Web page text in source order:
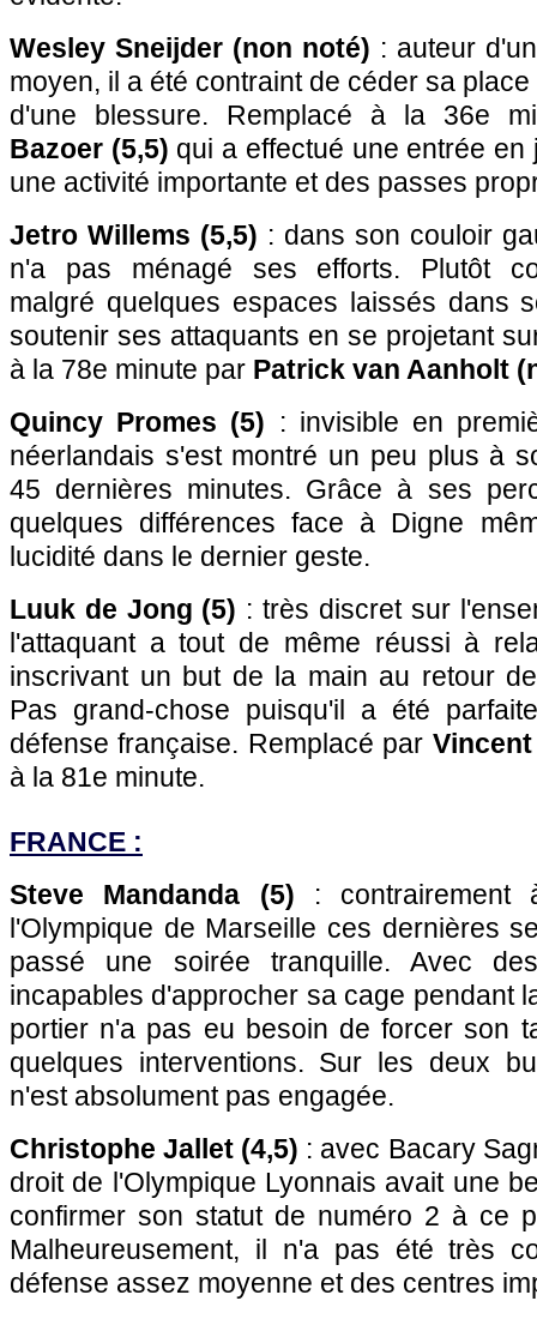
Wesley Sneijder (non noté) : auteur
moyen, il a été contraint de céder sa
d'une blessure. Remplacé à la 36e
Bazoer (5,5) qui a effectué une entrée
une activité importante et des passes
Jetro Willems (5,5) : dans son couloir
n'a pas ménagé ses efforts. Plutôt
malgré quelques espaces laissés dans
soutenir ses attaquants en se projetant
à la 78e minute par Patrick van Aanholt
Quincy Promes (5) : invisible en
néerlandais s'est montré un peu plus à
45 dernières minutes. Grâce à ses
quelques différences face à Digne
lucidité dans le dernier geste.
Luuk de Jong (5) : très discret sur
l'attaquant a tout de même réussi à
inscrivant un but de la main au retour
Pas grand-chose puisqu'il a été
défense française. Remplacé par
à la 81e minute.
FRANCE :
Steve Mandanda (5) : contrairement
l'Olympique de Marseille ces dernières
passé une soirée tranquille. Avec
incapables d'approcher sa cage pendant
portier n'a pas eu besoin de forcer son
quelques interventions. Sur les deux
n'est absolument pas engagée.
Christophe Jallet (4,5) : avec Bacary
droit de l'Olympique Lyonnais avait une
confirmer son statut de numéro 2 à ce
Malheureusement, il n'a pas été très
défense assez moyenne et des centres